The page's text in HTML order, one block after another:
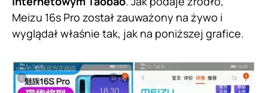
Meizu 16s Pro został zauważony na żywo i
wyglądał właśnie tak, jak na poniższej grafice.